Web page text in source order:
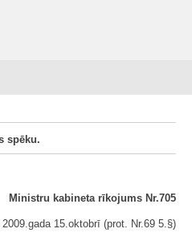
spēku.
Ministru kabineta rīkojums Nr.705
2009.gada 15.oktobrī (prot. Nr.69 5.§)